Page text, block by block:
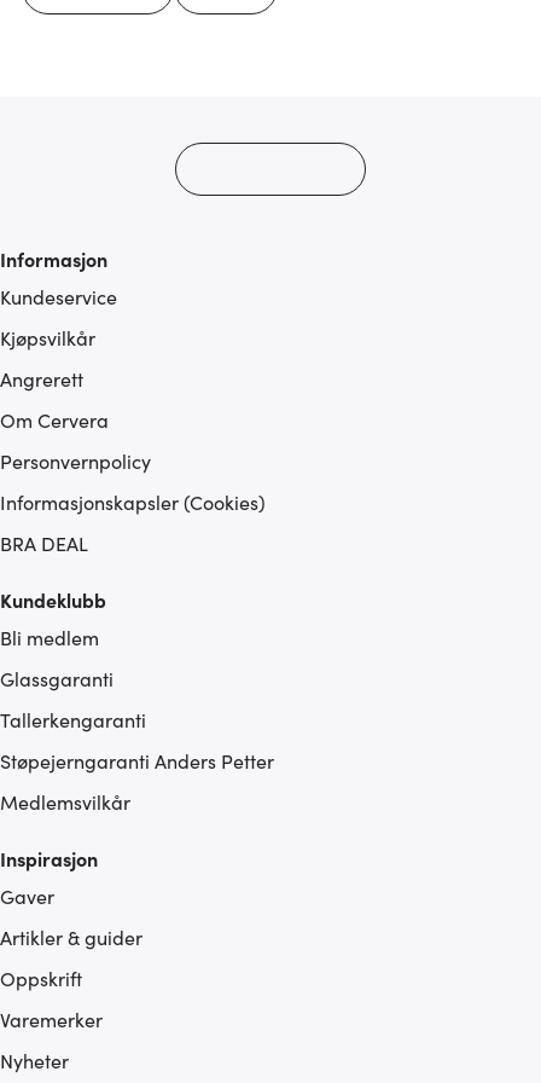
Informasjon
Kundeservice
Kjøpsvilkår
Angrerett
Om Cervera
Personvernpolicy
Informasjonskapsler (Cookies)
BRA DEAL
Kundeklubb
Bli medlem
Glassgaranti
Tallerkengaranti
Støpejerngaranti Anders Petter
Medlemsvilkår
Inspirasjon
Gaver
Artikler & guider
Oppskrift
Varemerker
Nyheter